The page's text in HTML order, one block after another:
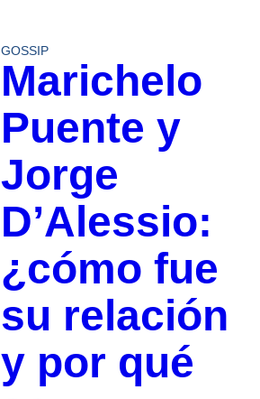
GOSSIP
Marichelo
Puente y
Jorge
D’Alessio:
¿cómo fue
su relación
y por qué